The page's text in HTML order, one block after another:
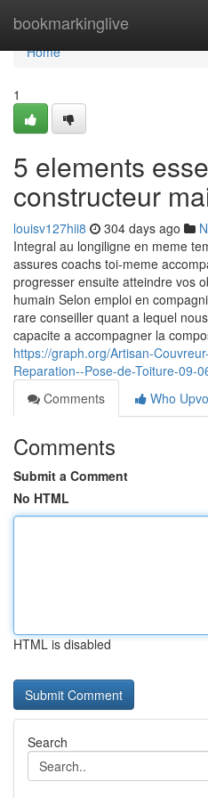
bookmarkinglive
Home
Home
1
5 elements
constructeur
louisv127hii8 304 days ago
Integral au longiligne en meme
assures coachs toi-meme
progresser ensuite atteindre vos
humain Selon emploi en
rare conseiller quant a lequel
capacite a accompagner la
https://graph.org/Artisan-
Reparation--Pose-de-Toiture-09-
Comments
Who
Comments
Submit a Comment
No HTML
HTML is disabled
Search